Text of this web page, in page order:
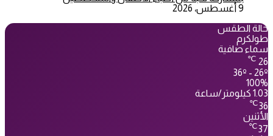
9 أغسطس، 2026
حالة الطقس
طولكرم
سماء صافية
26
℃
36º - 26º
100%
1.03 كيلومتر/ساعة
36
℃
الأثنين
37
℃